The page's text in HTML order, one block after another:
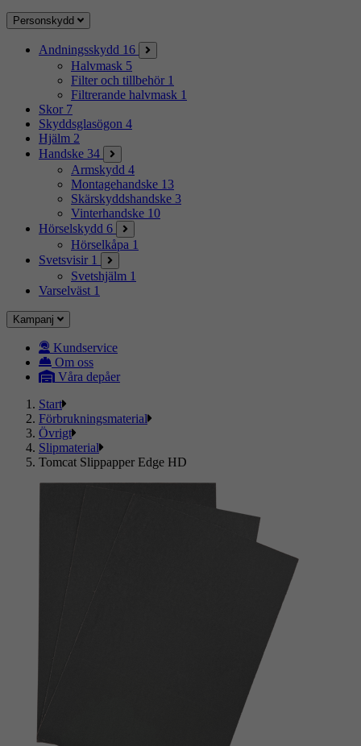
Personskydd
Andningsskydd 16
Halvmask 5
Filter och tillbehör 1
Filtrerande halvmask 1
Skor 7
Skyddsglasögon 4
Hjälm 2
Handske 34
Armskydd 4
Montagehandske 13
Skärskyddshandske 3
Vinterhandske 10
Hörselskydd 6
Hörselkåpa 1
Svetsvisir 1
Svetshjälm 1
Varselväst 1
Kampanj
Kundservice
Om oss
Våra depåer
Start
Förbrukningsmaterial
Övrigt
Slipmaterial
Tomcat Slippapper Edge HD